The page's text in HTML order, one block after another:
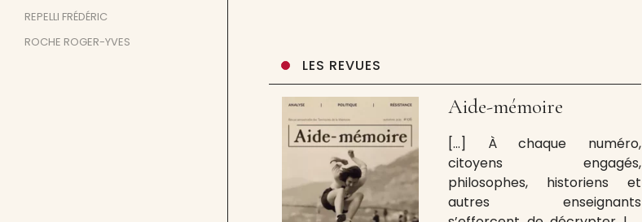
LES REVUES
Aide-mémoire
[…] À chaque numéro,
citoyens engagés,
philosophes, historiens et
autres enseignants
REPELLI FRÉDÉRIC
ROCHE ROGER-YVES